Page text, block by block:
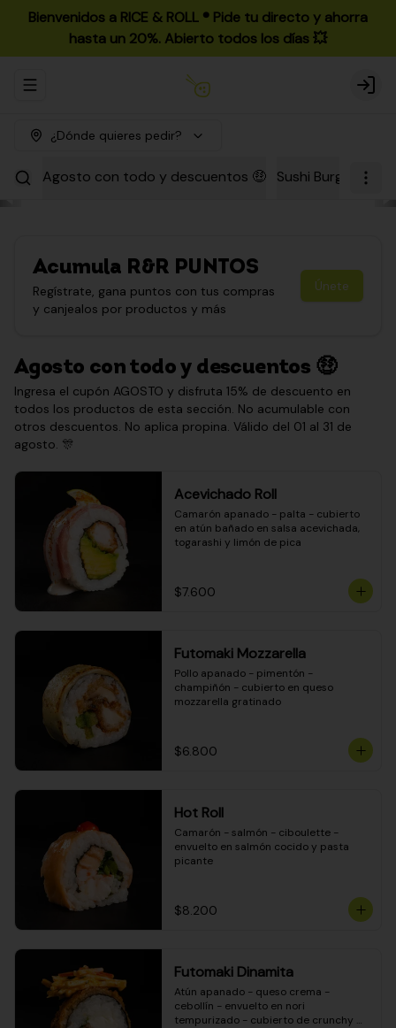
Bienvenidos a RICE & ROLL ®️ Pide tu directo y ahorra
hasta un 20%. Abierto todos los días 💥
Abrir menu de navegación Login
¿Dónde quieres pedir?
Agosto con todo y descuentos 🤑 Sushi Burgers
Acumula R&R PUNTOS
Regístrate, gana puntos con tus compras
y canjealos por productos y más
Únete
Agosto con todo y descuentos 🤑
Ingresa el cupón AGOSTO y disfruta 15% de descuento en
todos los productos de esta sección. No acumulable con
otros descuentos. No aplica propina. Válido del 01 al 31 de
agosto. 🎊
Acevichado Roll
Camarón apanado - palta - cubierto
en atún bañado en salsa acevichada,
togarashi y limón de pica
$7.600
Futomaki Mozzarella
Pollo apanado - pimentón -
champiñón - cubierto en queso
mozzarella gratinado
$6.800
Hot Roll
Camarón - salmón - ciboulette -
envuelto en salmón cocido y pasta
picante
$8.200
Futomaki Dinamita
Atún apanado - queso crema -
cebollín - envuelto en nori
tempurizado - cubierto de crunchy